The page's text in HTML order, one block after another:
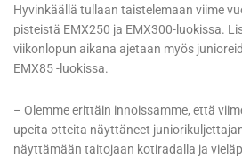
Hyvinkäällä tullaan taistelemaan viime
pisteistä EMX250 ja EMX300-luokissa.
viikonlopun aikana ajetaan myös
EMX85 -luokissa.
– Olemme erittäin innoissamme, että
upeita otteita näyttäneet
näyttämään taitojaan kotiradalla ja